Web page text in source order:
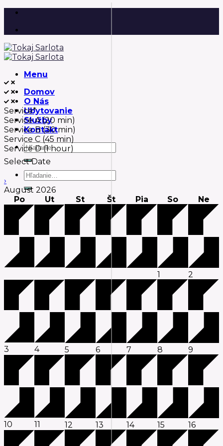
Skip
content
Menu
Domov
O Nás
Ubytovanie
Služby
Kontakt
Hľadať:
Hľadať:
Service*
Service A (20 min)
Service B (30 min)
Service C (45 min)
Service D (1 hour)
Select Date
›
August 2026
Po
Ut St Št Pia So Ne
1 2
3 4 5 6 7 8 9
10 11 12 13 14 15 16